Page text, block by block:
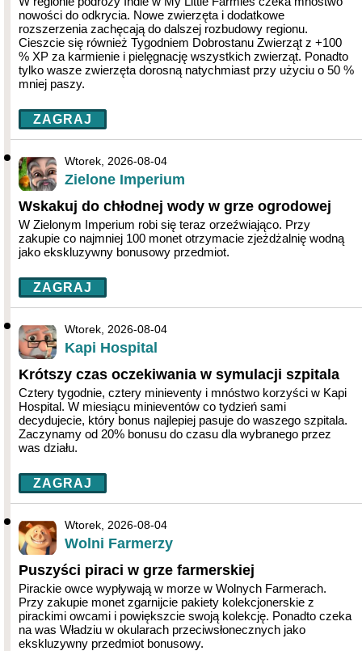
nowości do odkrycia. Nowe zwierzęta i dodatkowe
rozszerzenia zachęcają do dalszej rozbudowy regionu.
Cieszcie się również Tygodniem Dobrostanu Zwierząt z +100
% XP za karmienie i pielęgnację wszystkich zwierząt. Ponadto
tylko wasze zwierzęta dorosną natychmiast przy użyciu o 50 %
mniej paszy.
ZAGRAJ
Wtorek, 2026-08-04
Zielone Imperium
Wskakuj do chłodnej wody w grze ogrodowej
W Zielonym Imperium robi się teraz orzeźwiająco. Przy
zakupie co najmniej 100 monet otrzymacie zjeżdżalnię wodną
jako ekskluzywny bonusowy przedmiot.
ZAGRAJ
Wtorek, 2026-08-04
Kapi Hospital
Krótszy czas oczekiwania w symulacji szpitala
Cztery tygodnie, cztery minieventy i mnóstwo korzyści w Kapi
Hospital. W miesiącu minieventów co tydzień sami
decydujecie, który bonus najlepiej pasuje do waszego szpitala.
Zaczynamy od 20% bonusu do czasu dla wybranego przez
was działu.
ZAGRAJ
Wtorek, 2026-08-04
Wolni Farmerzy
Puszyści piraci w grze farmerskiej
Pirackie owce wypływają w morze w Wolnych Farmerach.
Przy zakupie monet zgarnijcie pakiety kolekcjonerskie z
pirackimi owcami i powiększcie swoją kolekcję. Ponadto czeka
na was Władziu w okularach przeciwsłonecznych jako
ekskluzywny przedmiot bonusowy.